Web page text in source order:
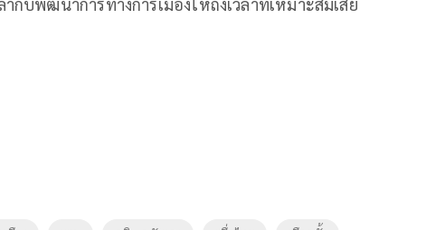
กับพัฒนาการทางการเมืองให้ถึงเวลาที่เหมาะสมเสีย